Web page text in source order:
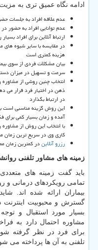
ادامه نگاه عمیق تری به
عدم علاقه افراد به جلسات
عدم توانایی افراد به حضور
ارتباط آنلاین برای افراد
در مقایسه با سایر شیوه های
هزینه کمتری است
بیان مشکلات فردی از سوی
سرعت و تسهیل در میزان
انتخاب چنین روشی از
ذهن در اختیار فرد قرار می
در ارتباط بگذارد
این روش گزینه مناسبی است
آمده و زمان بسیار کمی برای
با انتخاب این روش از
کاری وی در سریع ترین
رزرو آنلایندر کمترین زمان
زمینه های مشاور تلفنی
باید گفت زمینه های
تمامی رویکردهای درمانی و
بیماران ارائه شده اند.
گسترش و محبوبیت اینترنت
بسیار مورد استقبال و
مشاوره احتمال دارد به
برای فرد در نظر گرفته
تلفنی به آن ها پرداخته می